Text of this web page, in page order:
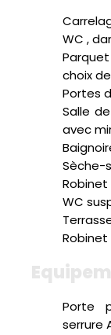
WC ,
choix
Portes
Salle
avec
Sèche-
WC
Porte
serrure